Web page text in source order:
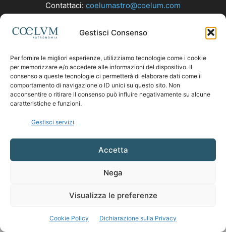
Gestisci Consenso
Per fornire le migliori esperienze, utilizziamo tecnologie come i cookie
per memorizzare e/o accedere alle informazioni del dispositivo. Il
consenso a queste tecnologie ci permetterà di elaborare dati come il
comportamento di navigazione o ID unici su questo sito. Non
acconsentire o ritirare il consenso può influire negativamente su alcune
caratteristiche e funzioni.
Gestisci servizi
Accetta
Nega
Visualizza le preferenze
Cookie Policy Dichiarazione sulla Privacy
Contattaci: coelumastro@coelum.com
SEGUICI